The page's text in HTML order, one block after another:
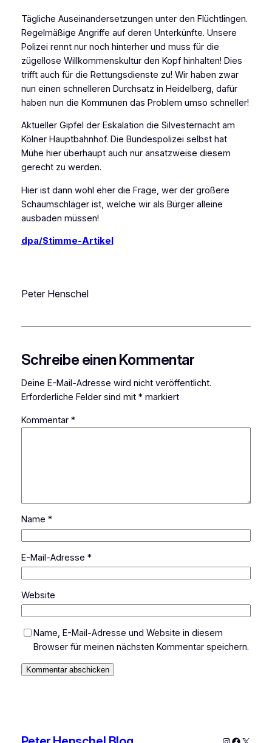
Tägliche Auseinandersetzungen unter den Flüchtlingen.
Regelmäßige Angriffe auf deren Unterkünfte. Unsere
Polizei rennt nur noch hinterher und muss für die
zügellose Willkommenskultur den Kopf hinhalten! Dies
trifft auch für die Rettungsdienste zu! Wir haben zwar
nun einen schnelleren Durchsatz in Heidelberg, dafür
haben nun die Kommunen das Problem umso schneller!
Aktueller Gipfel der Eskalation die Silvesternacht am
Kölner Hauptbahnhof. Die Bundespolizei selbst hat
Mühe hier überhaupt auch nur ansatzweise diesem
gerecht zu werden.
Hier ist dann wohl eher die Frage, wer der größere
Schaumschläger ist, welche wir als Bürger alleine
ausbaden müssen!
dpa/Stimme-Artikel
Peter Henschel
Schreibe einen Kommentar
Deine E-Mail-Adresse wird nicht veröffentlicht.
Erforderliche Felder sind mit *markiert
Kommentar *
Name *
E-Mail-Adresse *
Website
Name, E-Mail-Adresse und Website in diesem
Browser für meinen nächsten Kommentar speichern.